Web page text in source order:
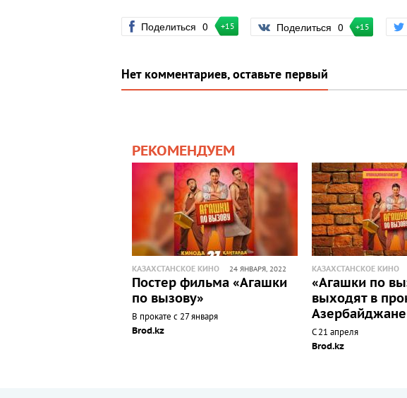
Поделиться 0 +15 Поделиться 0 +15
Нет комментариев, оставьте первый
РЕКОМЕНДУЕМ
КАЗАХСТАНСКОЕ КИНО 24 ЯНВАРЯ, 2022
Постер фильма «Агашки
по вызову»
В прокате с 27 января
Brod.kz
КАЗАХСТАНСКОЕ КИНО
«Агашки по
выходят в
Азербайджане
С 21 апреля
Brod.kz